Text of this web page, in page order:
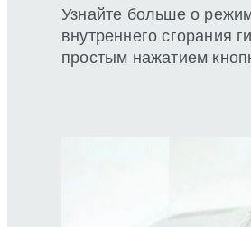
Узнайте больше о
внутреннего сгорания
простым нажатием